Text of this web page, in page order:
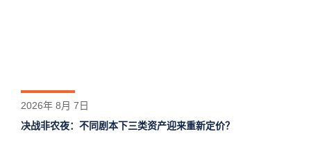
2026年 8月 7日
决战非农夜：不同剧本下三类资产迎来重新定价？